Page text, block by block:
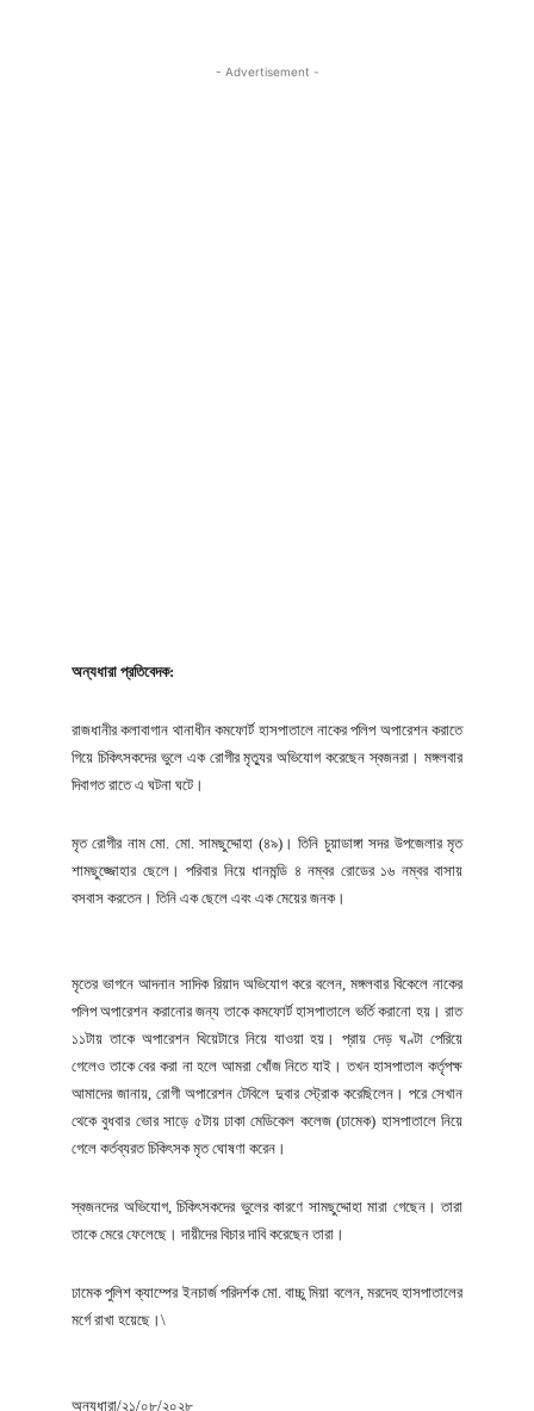
- Advertisement -
অন্যধারা প্রতিবেদক:
রাজধানীর কলাবাগান থানাধীন কমফোর্ট হাসপাতালে নাকের পলিপ অপারেশন করাতে
গিয়ে চিকিৎসকদের ভুলে এক রোগীর মৃত্যুর অভিযোগ করেছেন স্বজনরা। মঙ্গলবার
দিবাগত রাতে এ ঘটনা ঘটে।
মৃত রোগীর নাম মো. মো. সামছুদ্দোহা (৪৯)। তিনি চুয়াডাঙ্গা সদর উপজেলার মৃত
শামছুজ্জোহার ছেলে। পরিবার নিয়ে ধানমন্ডি ৪ নম্বর রোডের ১৬ নম্বর বাসায়
বসবাস করতেন। তিনি এক ছেলে এবং এক মেয়ের জনক।
মৃতের ভাগনে আদনান সাদিক রিয়াদ অভিযোগ করে বলেন, মঙ্গলবার বিকেলে নাকের
পলিপ অপারেশন করানোর জন্য তাকে কমফোর্ট হাসপাতালে ভর্তি করানো হয়। রাত
১১টায় তাকে অপারেশন থিয়েটারে নিয়ে যাওয়া হয়। প্রায় দেড় ঘণ্টা পেরিয়ে
গেলেও তাকে বের করা না হলে আমরা খোঁজ নিতে যাই। তখন হাসপাতাল কর্তৃপক্ষ
আমাদের জানায়, রোগী অপারেশন টেবিলে দুবার স্ট্রোক করেছিলেন। পরে সেখান
থেকে বুধবার ভোর সাড়ে ৫টায় ঢাকা মেডিকেল কলেজ (ঢামেক) হাসপাতালে নিয়ে
গেলে কর্তব্যরত চিকিৎসক মৃত ঘোষণা করেন।
স্বজনদের অভিযোগ, চিকিৎসকদের ভুলের কারণে সামছুদ্দোহা মারা গেছেন। তারা
তাকে মেরে ফেলেছে। দায়ীদের বিচার দাবি করেছেন তারা।
ঢামেক পুলিশ ক্যাম্পের ইনচার্জ পরিদর্শক মো. বাচ্চু মিয়া বলেন, মরদেহ হাসপাতালের
মর্গে রাখা হয়েছে।\
অন্যধারা/২১/০৮/২০২৮